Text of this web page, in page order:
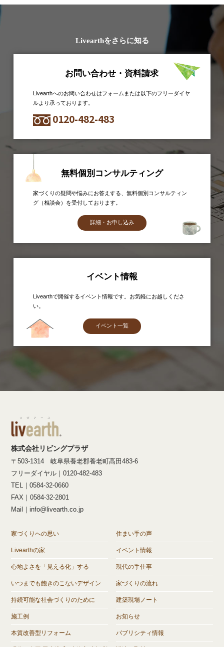
Livearthをさらに知る
お問い合わせ・資料請求
Livearthへのお問い合わせはフォームまたは以下のフリーダイヤ
ルより承っております。
0120-482-483
無料個別コンサルティング
家づくりの疑問や悩みにお答えする、無料個別コンサルティン
グ（相談会）を受付しております。
詳細・お申し込み
イベント情報
Livearthで開催するイベント情報です。お気軽にお越しくださ
い。
イベント一覧
株式会社リビングプラザ
〒503-1314 岐阜県養老郡養老町高田483-6
フリーダイヤル｜0120-482-483
TEL｜0584-32-0660
FAX｜0584-32-2801
Mail｜info@livearth.co.jp
家づくりへの思い
Livearthの家
心地よさを「見える化」する
いつまでも飽きのこないデザイン
持続可能な社会づくりのために
施工例
本質改善型リフォーム
住まい手の声
イベント情報
現代の手仕事
家づくりの流れ
建築現場ノート
お知らせ
パブリシティ情報